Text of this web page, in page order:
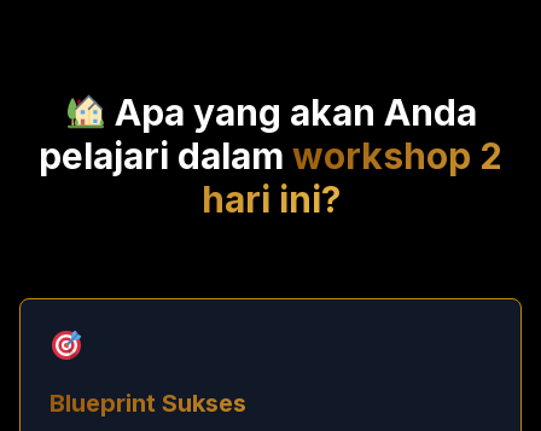
Apa yang akan Anda
pelajari dalam workshop 2
hari ini?
Blueprint Sukses